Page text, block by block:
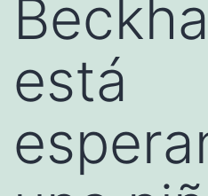
está